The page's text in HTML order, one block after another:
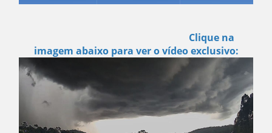
Clique na
imagem abaixo para ver o vídeo exclusivo: